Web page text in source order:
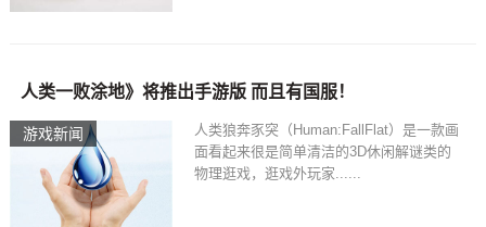
游戏新闻
人类一败涂地》将推出手游版 而且有国服！
人类狼奔豕突（Human:FallFlat）是一款画
面看起来很是简单清洁的3D休闲解谜类的
物理逛戏，逛戏外玩家......